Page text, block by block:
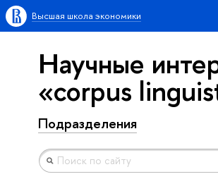
Высшая школа экономики
Научные
«corpus
Подразделения